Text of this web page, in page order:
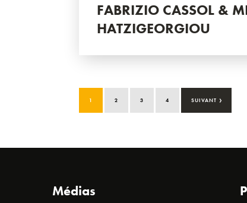
FABRIZIO CASSOL &
HATZIGEORGIOU
1 2 3 4 SUIVANT ›
Médias